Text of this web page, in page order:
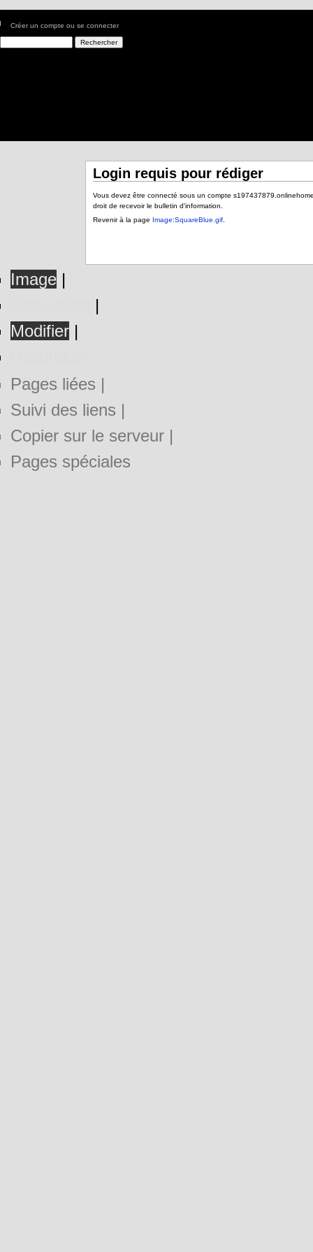
Créer un compte ou se connecter
Login requis pour rédiger
Vous devez être connecté sous un compte
droit de recevoir le bulletin d'information.
Revenir à la page Image:SquareBlue.gif
Image |
|
Modifier |
Pages liées |
Suivi des liens |
Copier sur le serveur |
Pages spéciales